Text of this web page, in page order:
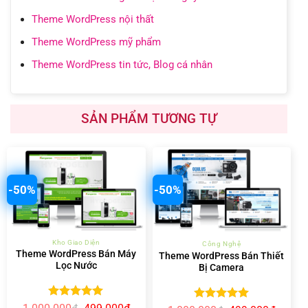
Theme WordPress nội thất
Theme WordPress mỹ phẩm
Theme WordPress tin tức, Blog cá nhân
SẢN PHẨM TƯƠNG TỰ
-50%
Kho Giao Diện
Theme WordPress Bán Máy
Lọc Nước
-50%
Công Nghệ
Theme WordPress Bán Thiết
Bị Camera